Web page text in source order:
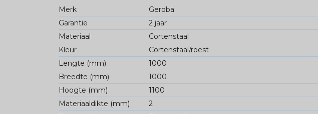
Merk
Geroba
Garantie
2 jaar
Materiaal
Cortenstaal
Kleur
Cortenstaal/roest
Lengte (mm)
1000
Breedte (mm)
1000
Hoogte (mm)
1100
Materiaaldikte (mm)
2